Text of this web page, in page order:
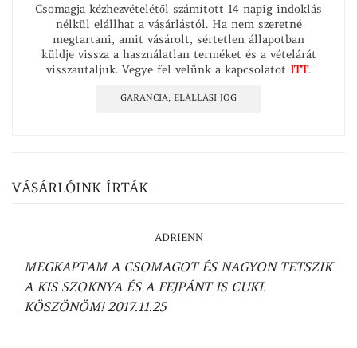
Csomagja kézhezvételétől számított 14 napig indoklás
nélkül elállhat a vásárlástól. Ha nem szeretné
megtartani, amit vásárolt, sértetlen állapotban
küldje vissza a használatlan terméket és a vételárát
visszautaljuk. Vegye fel velünk a kapcsolatot ITT.
GARANCIA, ELÁLLÁSI JOG
VÁSÁRLÓINK ÍRTÁK
ADRIENN
MEGKAPTAM A CSOMAGOT ÉS NAGYON TETSZIK
A KIS SZOKNYA ÉS A FEJPÁNT IS CUKI.
KÖSZÖNÖM! 2017.11.25